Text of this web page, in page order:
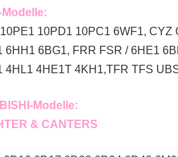
Modelle:
10PD1 10PC1 6WF1, CYZ
6HH1 6BG1, FRR FSR / 6HE1
4HL1 4HE1T 4KH1,TFR TFS
Modelle:
& CANTERS